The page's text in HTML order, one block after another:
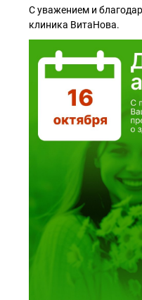
С уважением и
клиника ВитаНова.